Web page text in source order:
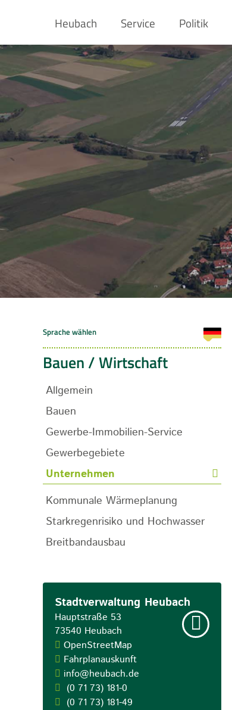
Heubach Service Politik
Bauen / Wirtschaft
Allgemein
Bauen
Gewerbe-Immobilien-Service
Gewerbegebiete
Unternehmen
Kommunale Wärmeplanung
Starkregenrisiko und Hochwasser
Breitbandausbau
Stadtverwaltung Heubach
Hauptstraße 53
73540 Heubach
OpenStreetMap
Fahrplanauskunft
info@heubach.de
(0 71 73) 181-0
(0 71 73) 181-49